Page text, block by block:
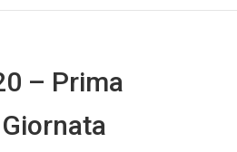
– Prima